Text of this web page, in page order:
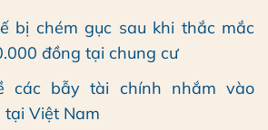
bị chém gục sau khi thắc mắc
đồng tại chung cư
các bẫy tài chính nhắm vào
tại Việt Nam